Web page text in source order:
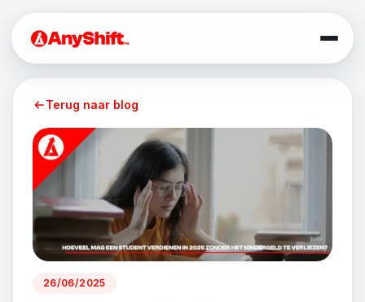
Terug naar blog
26/06/2025